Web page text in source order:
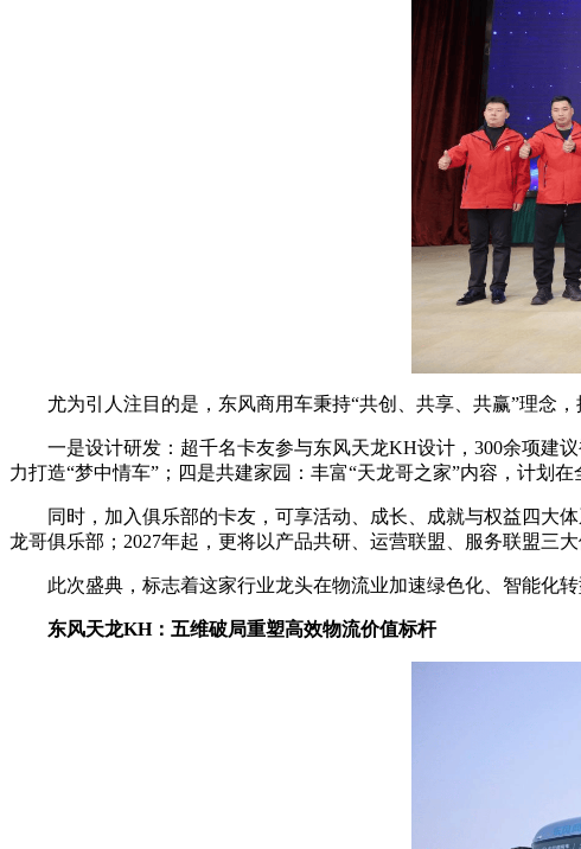
尤为引人注目的是，东风商用车秉持“共创、共享、共赢”理念，
一是设计研发：超千名卡友参与东风天龙KH设计，300余项建议
力打造“梦中情车”；四是共建家园：丰富“天龙哥之家”内容，计划
同时，加入俱乐部的卡友，可享活动、成长、成就与权益四大体
龙哥俱乐部；2027年起，更将以产品共研、运营联盟、服务联盟三
此次盛典，标志着这家行业龙头在物流业加速绿色化、智能化转
东风天龙KH：五维破局重塑高效物流价值标杆